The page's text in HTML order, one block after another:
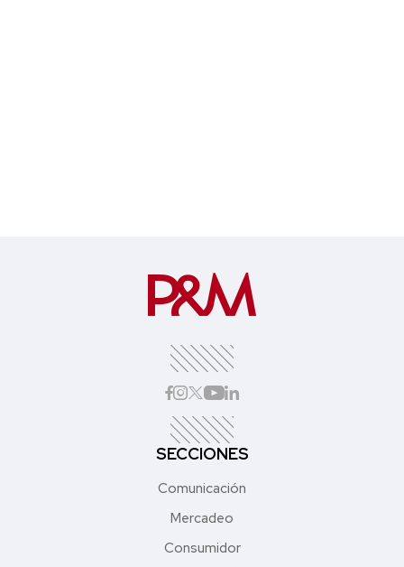
SECCIONES
Comunicación
Mercadeo
Consumidor